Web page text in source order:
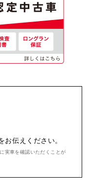
お伝えください。
実車を確認いただくことが